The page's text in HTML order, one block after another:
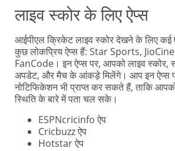
लाइव स्कोर के लिए ऐप्स
आईपीएल क्रिकेट लाइव स्कोर देखने के लिए कई
कुछ लोकप्रिय ऐप्स हैं: Star Sports,
FanCode। इन ऐप्स पर, आपको लाइव स्कोर,
अपडेट, और मैच के आंकड़े मिलेंगे। आप इन ऐप्स
नोटिफिकेशन भी प्राप्त कर सकते हैं, ताकि
स्थिति के बारे में पता चल सके।
ESPNcricinfo ऐप
Cricbuzz ऐप
Hotstar ऐप